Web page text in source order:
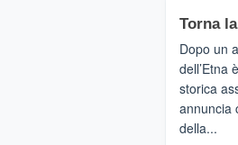
Torna
Dopo un
dell’Etna
storica
annuncia
della...